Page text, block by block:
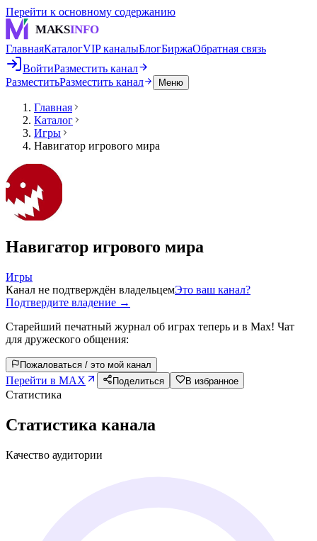
Перейти к основному содержанию
MAKSINFO
ГлавнаяКаталогVIP каналыБлогБиржаОбратная связь
ВойтиРазместить канал
РазместитьРазместить канал Меню
Главная
Каталог
Игры
Навигатор игрового мира
Навигатор игрового мира
Игры
Канал не подтверждён владельцемЭто ваш канал?
Подтвердите владение →
Старейший печатный журнал об играх теперь и в Max! Чат
для дружеского общения:
Пожаловаться / это мой канал
Перейти в MAX Поделиться В избранное
Статистика
Статистика канала
Качество аудитории